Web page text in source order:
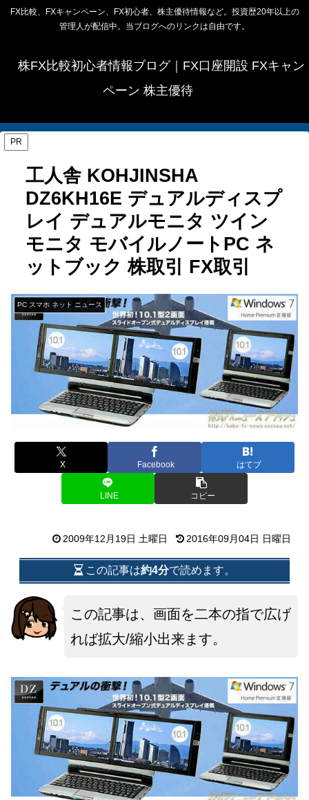
FX比較、FXキャンペーン、FX初心者、株主優待情報など。投資歴20年以上の
管理人が配信中。当ブログへのリンクは自由です。
株FX比較初心者情報ブログ｜FX口座開設 FXキャン
ペーン 株主優待
PR
工人舎 KOHJINSHA
DZ6KH16E デュアルディスプ
レイ デュアルモニタ ツイン
モニタ モバイルノートPC ネ
ットブック 株取引 FX取引
PC スマホ ネット ニュース
X Facebook はてブ
LINE コピー
2009年12月19日 土曜日 2016年09月04日 日曜日
この記事は約4分で読めます。
この記事は、画面を二本の指で広げ
れば拡大/縮小出来ます。